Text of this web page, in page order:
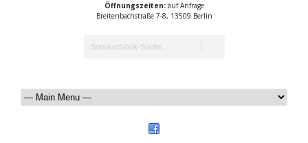
Öffnungszeiten:auf Anfrage
Breitenbachstraße 7-8, 13509 Berlin